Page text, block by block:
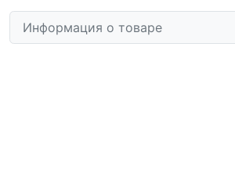
Информация о товаре